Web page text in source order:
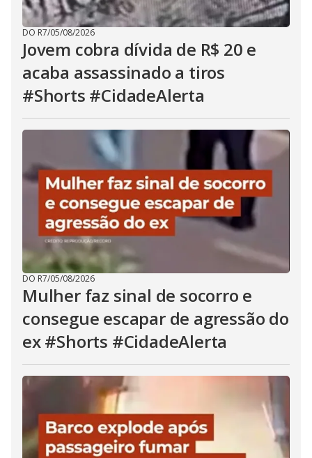
DO R7/05/08/2026
Jovem cobra dívida de R$ 20 e
acaba assassinado a tiros
#Shorts #CidadeAlerta
DO R7/05/08/2026
Mulher faz sinal de socorro e
consegue escapar de agressão do
ex #Shorts #CidadeAlerta